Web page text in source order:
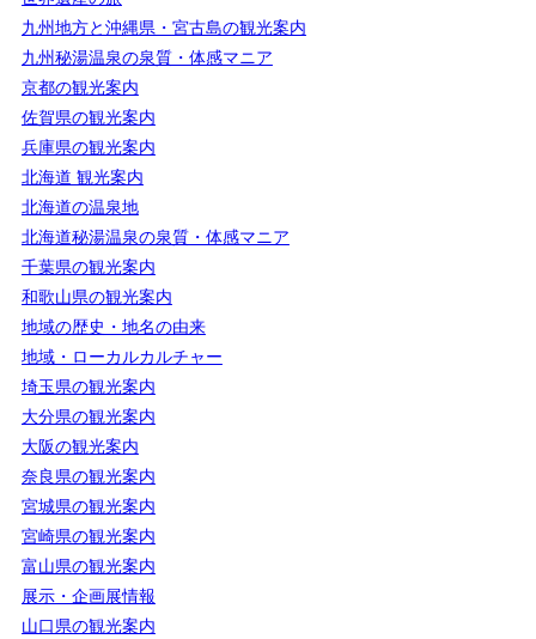
九州地方と沖縄県・宮古島の観光案内
九州秘湯温泉の泉質・体感マニア
京都の観光案内
佐賀県の観光案内
兵庫県の観光案内
北海道 観光案内
北海道の温泉地
北海道秘湯温泉の泉質・体感マニア
千葉県の観光案内
和歌山県の観光案内
地域の歴史・地名の由来
地域・ローカルカルチャー
埼玉県の観光案内
大分県の観光案内
大阪の観光案内
奈良県の観光案内
宮城県の観光案内
宮崎県の観光案内
富山県の観光案内
展示・企画展情報
山口県の観光案内